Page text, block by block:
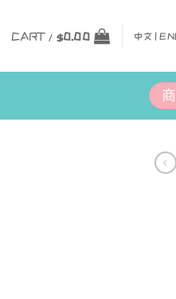
CART / $0.00 中文 |